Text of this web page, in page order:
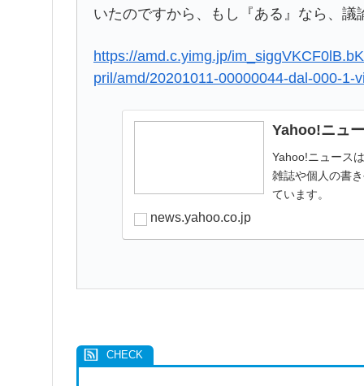
いたのですから、もし『ある』なら、
https://amd.c.yimg.jp/
pril/amd/20201011-00000044-dal-000-1-
Yahoo!ニュ
Yahoo!ニュース
雑誌や個人の書
ています。
news.yahoo.co.jp